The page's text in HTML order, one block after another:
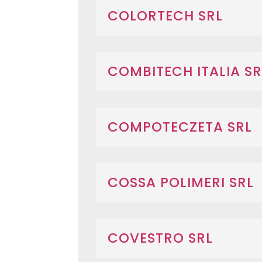
COLORTECH SRL
COMBITECH ITALIA
COMPOTECZETA SRL
COSSA POLIMERI SRL
COVESTRO SRL